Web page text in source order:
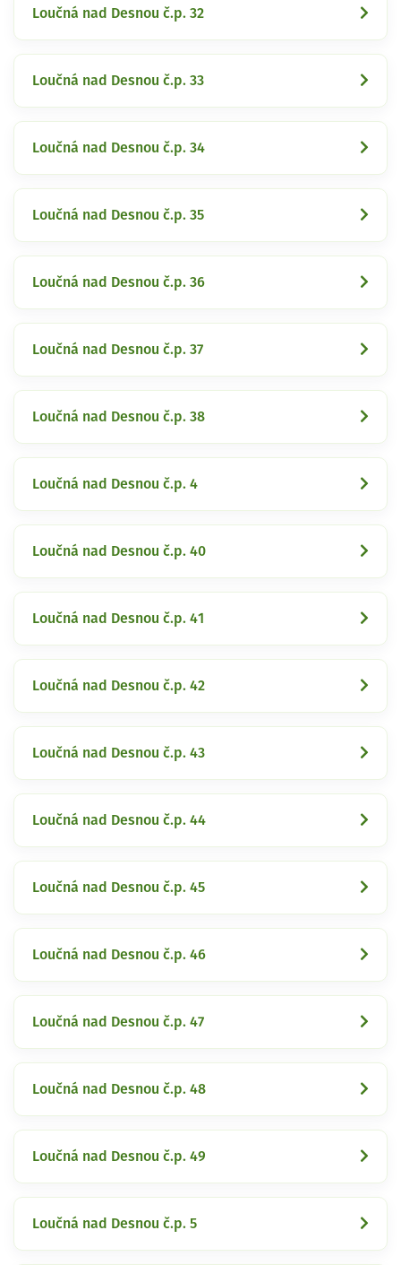
Loučná nad Desnou č.p. 32
Loučná nad Desnou č.p. 33
Loučná nad Desnou č.p. 34
Loučná nad Desnou č.p. 35
Loučná nad Desnou č.p. 36
Loučná nad Desnou č.p. 37
Loučná nad Desnou č.p. 38
Loučná nad Desnou č.p. 4
Loučná nad Desnou č.p. 40
Loučná nad Desnou č.p. 41
Loučná nad Desnou č.p. 42
Loučná nad Desnou č.p. 43
Loučná nad Desnou č.p. 44
Loučná nad Desnou č.p. 45
Loučná nad Desnou č.p. 46
Loučná nad Desnou č.p. 47
Loučná nad Desnou č.p. 48
Loučná nad Desnou č.p. 49
Loučná nad Desnou č.p. 5